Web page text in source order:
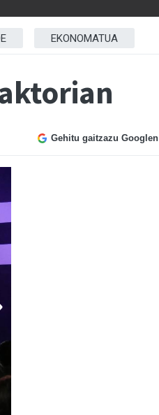
EKONOMATUA
Gehitu gaitzazu Googlen